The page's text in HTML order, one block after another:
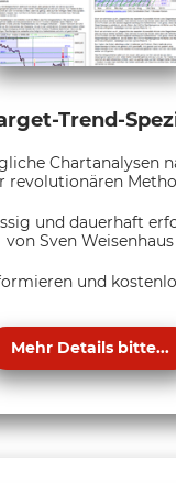
Trend-
Chartanalysen
revolutionären
und dauerhaft
von Sven Weisenhaus
und
Mehr Details bitte...